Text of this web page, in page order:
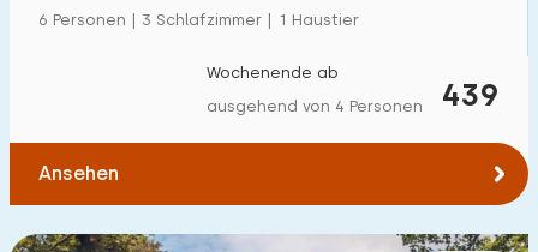
Zugänglichkeit
Eingeschränkte Mobilität
Rollstuhlgerecht
Hilfsmittel
6 Personen | 3 Schlafzimmer | 1 Haustier
439
Wochenende ab
ausgehend von 4 Personen
Ansehen